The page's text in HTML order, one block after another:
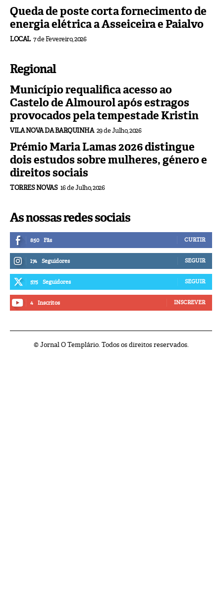
Queda de poste corta fornecimento de
energia elétrica a Asseiceira e Paialvo
LOCAL 7 de Fevereiro, 2026
Regional
Município requalifica acesso ao
Castelo de Almourol após estragos
provocados pela tempestade Kristin
VILA NOVA DA BARQUINHA 29 de Julho, 2026
Prémio Maria Lamas 2026 distingue
dois estudos sobre mulheres, género e
direitos sociais
TORRES NOVAS 16 de Julho, 2026
As nossas redes sociais
850 Fãs CURTIR
174 Seguidores SEGUIR
575 Seguidores SEGUIR
4 Inscritos INSCREVER
© Jornal O Templário. Todos os direitos reservados.